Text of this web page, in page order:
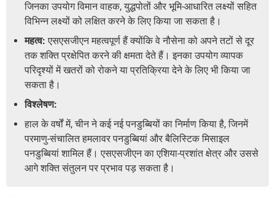
जिनका उपयोग विमान वाहक, युद्धपोतों और भूमि-आधारित लक्ष्यों सहित
विभिन्न लक्ष्यों को लक्षित करने के लिए किया जा सकता है।
महत्व: एसएसजीएन महत्वपूर्ण हैं क्योंकि वे नौसेना को अपने तटों से दूर
तक शक्ति प्रक्षेपित करने की क्षमता देते हैं। इनका उपयोग व्यापक
परिदृश्यों में खतरों को रोकने या प्रतिक्रिया देने के लिए भी किया जा
सकता है।
विश्लेषण:
हाल के वर्षों में, चीन ने कई नई पनडुब्बियों का निर्माण किया है, जिनमें
परमाणु-संचालित हमलावर पनडुब्बियां और बैलिस्टिक मिसाइल
पनडुब्बियां शामिल हैं। एसएसजीएन का एशिया-प्रशांत क्षेत्र और उससे
आगे शक्ति संतुलन पर प्रभाव पड़ सकता है।